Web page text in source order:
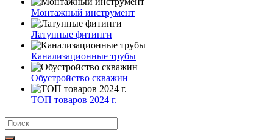
Монтажный инструмент
Латунные фитинги
Канализационные трубы
Обустройство скважин
ТОП товаров 2024 г.